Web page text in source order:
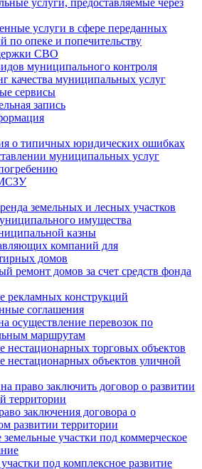
услуги, предоставляемые через
услуги в сфере переданных
по опеке и попечительству
СВО
муниципального контроля
качества муниципальных услуг
сервисы
запись
о типичных юридических ошибках
муниципальных услуг
земельных и лесных участков
имущества
казны
компаний для
домов
ремонт домов за счет средств фонда
рекламных конструкций
соглашения
осуществление перевозок по
маршрутам
нестационарных торговых объектов
нестационарных объектов уличной
право заключить договор о развитии
территории
заключения договора о
развитии территории
участки под коммерческое
под комплексное развитие